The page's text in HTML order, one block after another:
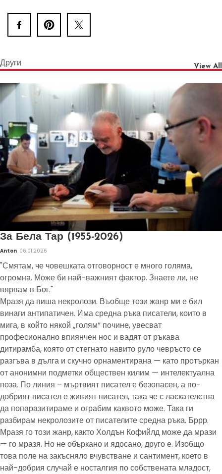
Други View All
За Бела Тар (1955-2026)
Anton 06.01.2026
"Смятам, че човешката отговорност е много голяма,
огромна. Може би най-важният фактор. Знаете ли, не
вярвам в Бог."
Мразя да пиша некролози. Въобще този жанр ми е бил
винаги антипатичен. Има средна ръка писатели, които в
мига, в който някой „голям“ почине, увесват
професионално впиянчен нос и вадят от ръкава
дитирамба, която от стегнато навито руло чевръсто се
разгъва в дълга и скучно орнаментирана — като протъркан
от анонимни подметки обществен килим — интелектуална
поза. По линия – мъртвият писател е безопасен, а по-
добрият писател е живият писател, така че с ласкателства
да попаразитираме и ограбим каквото може. Така ги
разбирам некролозите от писателите средна ръка. Бррр.
Мразя го този жанр, както Холдън Кофийлд може да мрази
— го мразя. Но не объркано и ядосано, друго е. Изобщо
това поле на закъсняло вчувстване и сантимент, което в
най-добрия случай е носталгия по собствената младост,